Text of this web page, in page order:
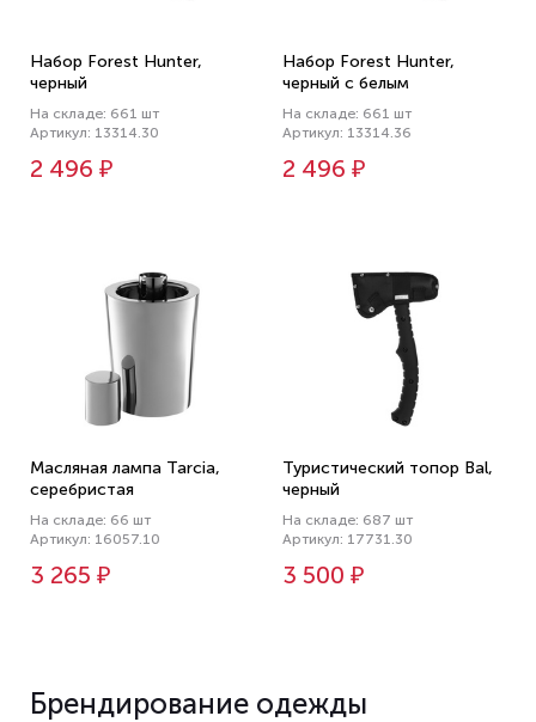
Набор Forest Hunter,
черный
На складе: 661 шт
Артикул: 13314.30
2 496 ₽
Набор Forest Hunter,
черный с белым
На складе: 661 шт
Артикул: 13314.36
2 496 ₽
Масляная лампа Tarcia,
серебристая
На складе: 66 шт
Артикул: 16057.10
3 265 ₽
Туристический топор Bal,
черный
На складе: 687 шт
Артикул: 17731.30
3 500 ₽
Брендирование одежды